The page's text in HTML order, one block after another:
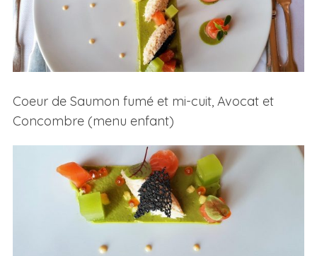
Coeur de Saumon fumé et mi-cuit, Avocat et
Concombre (menu enfant)